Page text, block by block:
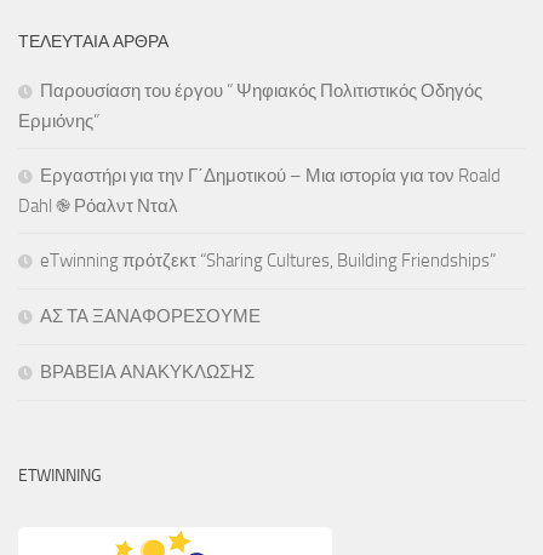
ΤΕΛΕΥΤΑΊΑ ΆΡΘΡΑ
Παρουσίαση του έργου ” Ψηφιακός Πολιτιστικός Οδηγός
Ερμιόνης”
Εργαστήρι για την Γ΄Δημοτικού – Μια ιστορία για τον Roald
Dahl ֎ Ρόαλντ Νταλ
eTwinning πρότζεκτ “Sharing Cultures, Building Friendships”
ΑΣ ΤΑ ΞΑΝΑΦΟΡΕΣΟΥΜΕ
ΒΡΑΒΕΙΑ ΑΝΑΚΥΚΛΩΣΗΣ
ETWINNING